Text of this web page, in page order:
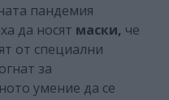
пандемия
да носят маски, че
от специални
за
умение да се